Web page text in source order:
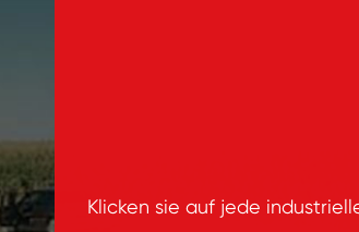
Klicken sie auf jede